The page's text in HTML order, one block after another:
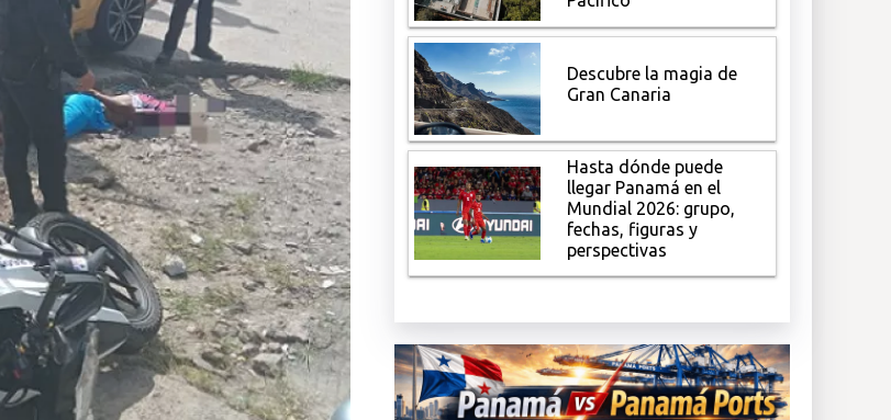
Descubre la magia de
Gran Canaria
Hasta dónde puede
llegar Panamá en el
Mundial 2026: grupo,
fechas, figuras y
perspectivas